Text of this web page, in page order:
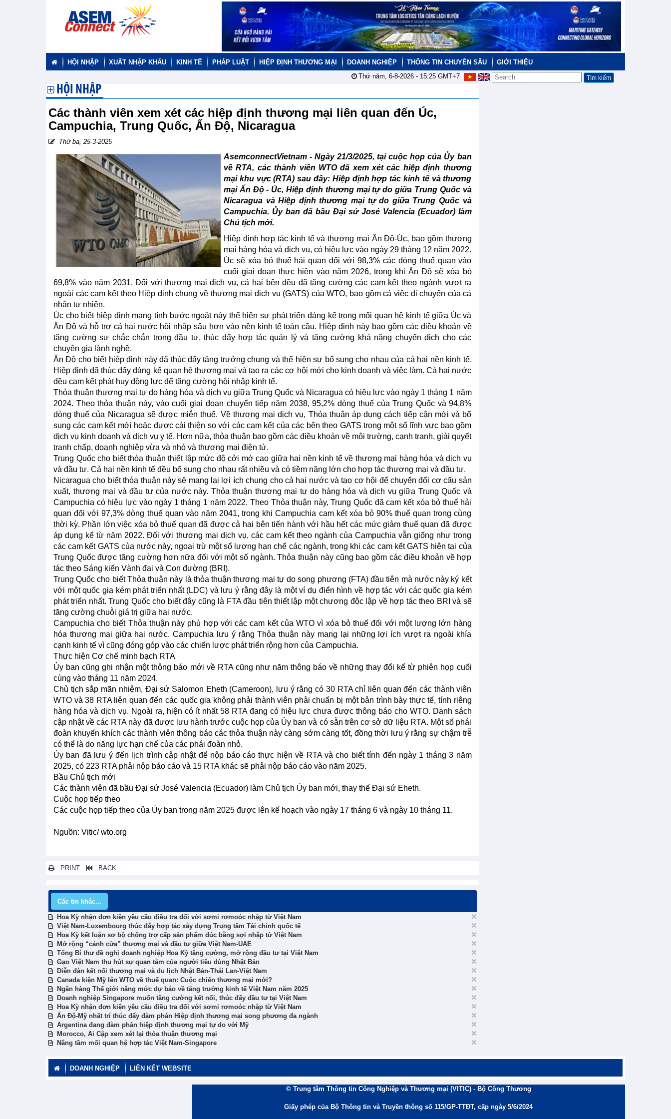
HỘI NHẬP XUẤT NHẬP KHẨU KINH TẾ PHÁP LUẬT HIỆP ĐỊNH THƯƠNG MẠI DOANH NGHIỆP THÔNG TIN CHUYÊN SÂU
GIỚI THIỆU
Thứ năm, 6-8-2026 - 15:25GMT+7
HỘI NHẬP
Các thành viên xem xét các hiệp định thương mại liên quan đến Úc,
Campuchia, Trung Quốc, Ấn Độ, Nicaragua
Thứ ba, 25-3-2025
AsemconnectVietnam -Ngày 21/3/2025, tại cuộc họp của Ủy ban
về RTA, các thành viên WTO đã xem xét các hiệp định thương
mại khu vực (RTA) sau đây: Hiệp định hợp tác kinh tế và thương
mại Ấn Độ - Úc, Hiệp định thương mại tự do giữa Trung Quốc và
Nicaragua và Hiệp định thương mại tự do giữa Trung Quốc và
Campuchia. Ủy ban đã bầu Đại sứ José Valencia (Ecuador) làm
Chủ tịch mới.
Hiệp định hợp tác kinh tế và thương mại Ấn Độ-Úc, bao gồm thương
mại hàng hóa và dịch vụ, có hiệu lực vào ngày 29 tháng 12 năm 2022.
Úc sẽ xóa bỏ thuế hải quan đối với 98,3% các dòng thuế quan vào
cuối giai đoạn thực hiện vào năm 2026, trong khi Ấn Độ sẽ xóa bỏ
69,8% vào năm 2031. Đối với thương mại dịch vụ, cả hai bên đều đã tăng cường các cam kết theo ngành vượt ra
ngoài các cam kết theo Hiệp định chung về thương mại dịch vụ (GATS) của WTO, bao gồm cả việc di chuyển của cá
nhân tự nhiên.
Úc cho biết hiệp định mang tính bước ngoặt này thể hiện sự phát triển đáng kể trong mối quan hệ kinh tế giữa Úc và
Ấn Độ và hỗ trợ cả hai nước hội nhập sâu hơn vào nền kinh tế toàn cầu. Hiệp định này bao gồm các điều khoản về
tăng cường sự chắc chắn trong đầu tư, thúc đẩy hợp tác quản lý và tăng cường khả năng chuyển dịch cho các
chuyên gia lành nghề.
Ấn Độ cho biết hiệp định này đã thúc đẩy tăng trưởng chung và thể hiện sự bổ sung cho nhau của cả hai nền kinh tế.
Hiệp định đã thúc đẩy đáng kể quan hệ thương mại và tạo ra các cơ hội mới cho kinh doanh và việc làm. Cả hai nước
đều cam kết phát huy động lực để tăng cường hội nhập kinh tế.
Thỏa thuận thương mại tự do hàng hóa và dịch vụ giữa Trung Quốc và Nicaragua có hiệu lực vào ngày 1 tháng 1 năm
2024. Theo thỏa thuận này, vào cuối giai đoạn chuyển tiếp năm 2038, 95,2% dòng thuế của Trung Quốc và 94,8%
dòng thuế của Nicaragua sẽ được miễn thuế. Về thương mại dịch vụ, Thỏa thuận áp dụng cách tiếp cận mới và bổ
sung các cam kết mới hoặc được cải thiện so với các cam kết của các bên theo GATS trong một số lĩnh vực bao gồm
dịch vụ kinh doanh và dịch vụ y tế. Hơn nữa, thỏa thuận bao gồm các điều khoản về môi trường, cạnh tranh, giải quyết
tranh chấp, doanh nghiệp vừa và nhỏ và thương mại điện tử.
Trung Quốc cho biết thỏa thuận thiết lập mức độ cởi mở cao giữa hai nền kinh tế về thương mại hàng hóa và dịch vụ
và đầu tư. Cả hai nền kinh tế đều bổ sung cho nhau rất nhiều và có tiềm năng lớn cho hợp tác thương mại và đầu tư.
Nicaragua cho biết thỏa thuận này sẽ mang lại lợi ích chung cho cả hai nước và tạo cơ hội để chuyển đổi cơ cấu sản
xuất, thương mại và đầu tư của nước này. Thỏa thuận thương mại tự do hàng hóa và dịch vụ giữa Trung Quốc và
Campuchia có hiệu lực vào ngày 1 tháng 1 năm 2022. Theo Thỏa thuận này, Trung Quốc đã cam kết xóa bỏ thuế hải
quan đối với 97,3% dòng thuế quan vào năm 2041, trong khi Campuchia cam kết xóa bỏ 90% thuế quan trong cùng
thời kỳ. Phần lớn việc xóa bỏ thuế quan đã được cả hai bên tiến hành với hầu hết các mức giảm thuế quan đã được
áp dụng kể từ năm 2022. Đối với thương mại dịch vụ, các cam kết theo ngành của Campuchia vẫn giống như trong
các cam kết GATS của nước này, ngoại trừ một số lượng hạn chế các ngành, trong khi các cam kết GATS hiện tại của
Trung Quốc được tăng cường hơn nữa đối với một số ngành. Thỏa thuận này cũng bao gồm các điều khoản về hợp
tác theo Sáng kiến Vành đai và Con đường (BRI).
Trung Quốc cho biết Thỏa thuận này là thỏa thuận thương mại tự do song phương (FTA) đầu tiên mà nước này ký kết
với một quốc gia kém phát triển nhất (LDC) và lưu ý rằng đây là một ví dụ điển hình về hợp tác với các quốc gia kém
phát triển nhất. Trung Quốc cho biết đây cũng là FTA đầu tiên thiết lập một chương độc lập về hợp tác theo BRI và sẽ
tăng cường chuỗi giá trị giữa hai nước.
Campuchia cho biết Thỏa thuận này phù hợp với các cam kết của WTO vì xóa bỏ thuế đối với một lượng lớn hàng
hóa thương mại giữa hai nước. Campuchia lưu ý rằng Thỏa thuận này mang lại những lợi ích vượt ra ngoài khía
cạnh kinh tế vì cũng đóng góp vào các chiến lược phát triển rộng hơn của Campuchia.
Thực hiện Cơ chế minh bạch RTA
Ủy ban cũng ghi nhận một thông báo mới về RTA cũng như năm thông báo về những thay đổi kể từ phiên họp cuối
cùng vào tháng 11 năm 2024.
Chủ tịch sắp mãn nhiệm, Đại sứ Salomon Eheth (Cameroon), lưu ý rằng có 30 RTA chỉ liên quan đến các thành viên
WTO và 38 RTA liên quan đến các quốc gia không phải thành viên phải chuẩn bị một bản trình bày thực tế, tính riêng
hàng hóa và dịch vụ. Ngoài ra, hiện có ít nhất 58 RTA đang có hiệu lực chưa được thông báo cho WTO. Danh sách
cập nhật về các RTA này đã được lưu hành trước cuộc họp của Ủy ban và có sẵn trên cơ sở dữ liệu RTA. Một số phái
đoàn khuyến khích các thành viên thông báo các thỏa thuận này càng sớm càng tốt, đồng thời lưu ý rằng sự chậm trễ
có thể là do năng lực hạn chế của các phái đoàn nhỏ.
Ủy ban đã lưu ý đến lịch trình cập nhật để nộp báo cáo thực hiện về RTA và cho biết tính đến ngày 1 tháng 3 năm
2025, có 223 RTA phải nộp báo cáo và 15 RTA khác sẽ phải nộp báo cáo vào năm 2025.
Bầu Chủ tịch mới
Các thành viên đã bầu Đại sứ José Valencia (Ecuador) làm Chủ tịch Ủy ban mới, thay thế Đại sứ Eheth.
Cuộc họp tiếp theo
Các cuộc họp tiếp theo của Ủy ban trong năm 2025 được lên kế hoạch vào ngày 17 tháng 6 và ngày 10 tháng 11.
Nguồn: Vitic/ wto.org
PRINT BACK
Các tin khác...
Hoa Kỳ nhận đơn kiện yêu cầu điều tra đối với sơmi rơmoóc nhập từ Việt Nam
Việt Nam-Luxembourg thúc đẩy hợp tác xây dựng Trung tâm Tài chính quốc tế
Hoa Kỳ kết luận sơ bộ chống trợ cấp sản phẩm đúc bằng sợi nhập từ Việt Nam
Mở rộng “cánh cửa” thương mại và đầu tư giữa Việt Nam-UAE
Tổng Bí thư đề nghị doanh nghiệp Hoa Kỳ tăng cường, mở rộng đầu tư tại Việt Nam
Gạo Việt Nam thu hút sự quan tâm của người tiêu dùng Nhật Bản
Diễn đàn kết nối thương mại và du lịch Nhật Bản-Thái Lan-Việt Nam
Canada kiện Mỹ lên WTO về thuế quan: Cuộc chiến thương mại mới?
Ngân hàng Thế giới nâng mức dự báo về tăng trưởng kinh tế Việt Nam năm 2025
Doanh nghiệp Singapore muốn tăng cường kết nối, thúc đẩy đầu tư tại Việt Nam
Hoa Kỳ nhận đơn kiện yêu cầu điều tra đối với sơmi rơmoóc nhập từ Việt Nam
Ấn Độ-Mỹ nhất trí thúc đẩy đàm phán Hiệp định thương mại song phương đa ngành
Argentina đang đàm phán hiệp định thương mại tự do với Mỹ
Morocco, Ai Cập xem xét lại thỏa thuận thương mại
Nâng tầm mối quan hệ hợp tác Việt Nam-Singapore
DOANH NGHIỆP LIÊN KẾT WEBSITE
© Trung tâm Thông tin Công Nghiệp và Thương mại (VITIC) - Bộ Công Thương
Giấy phép của Bộ Thông tin và Truyền thông số 115/GP-TTĐT, cấp ngày 5/6/2024